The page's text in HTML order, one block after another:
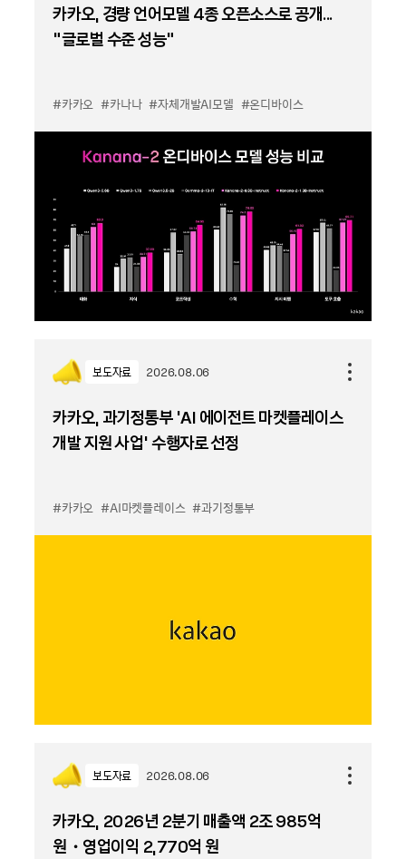
카카오, 경량 언어모델 4종 오픈소스로 공개...
“글로벌 수준 성능”
#카카오 #카나나 #자체개발AI모델 #온디바이스
보도자료 2026.08.06
카카오, 과기정통부 ‘AI 에이전트 마켓플레이스
개발 지원 사업’ 수행자로 선정
#카카오 #AI마켓플레이스 #과기정통부
보도자료 2026.08.06
카카오, 2026년 2분기 매출액 2조 985억
원・영업이익 2,770억 원